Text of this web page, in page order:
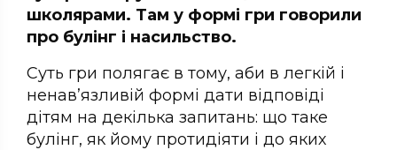
школярами. Там у формі гри говорили
про булінг і насильство.
Суть гри полягає в тому, аби в легкій і
ненав’язливій формі дати відповіді
дітям на декілька запитань: що таке
булінг, як йому протидіяти і до яких